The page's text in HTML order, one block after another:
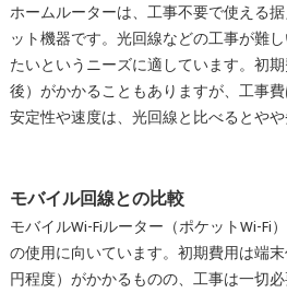
ホームルーターは、工事不要で使える
ット機器です。光回線などの工事が難
たいというニーズに適しています。初
後）がかかることもありますが、工事
安定性や速度は、光回線と比べるとやや
モバイル回線との比較
モバイルWi-Fiルーター（ポケットWi-Fi
の使用に向いています。初期費用は端
円程度）がかかるものの、工事は一切必